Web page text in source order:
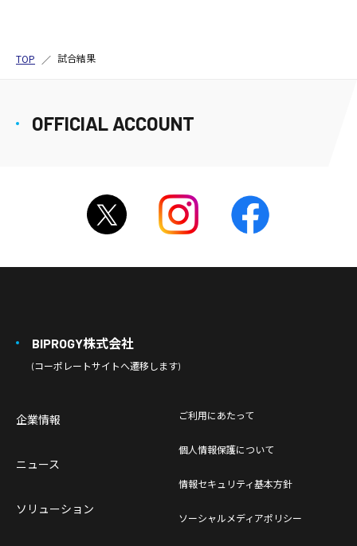
TOP 試合結果
OFFICIAL ACCOUNT
BIPROGY株式会社
(コーポレートサイトへ遷移します)
企業情報
ニュース
ソリューション
ご利用にあたって
個人情報保護について
情報セキュリティ基本方針
ソーシャルメディアポリシー